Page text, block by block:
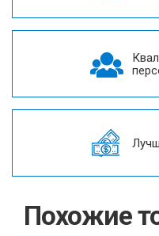
Похожие